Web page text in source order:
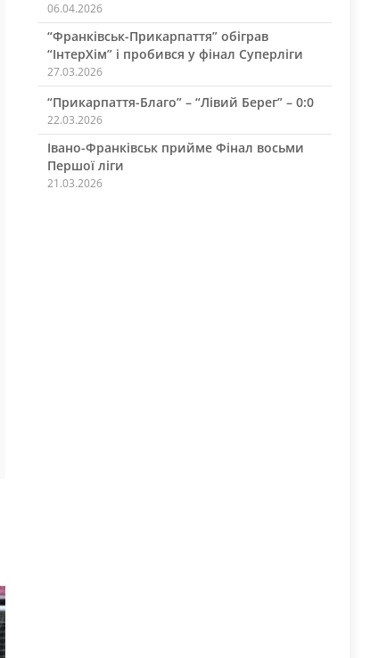
06.04.2026
“Франківськ-Прикарпаття” обіграв
“ІнтерХім” і пробився у фінал Суперліги
27.03.2026
“Прикарпаття-Благо” – “Лівий Берег” – 0:0
22.03.2026
Івано-Франківськ прийме Фінал восьми
Першої ліги
21.03.2026